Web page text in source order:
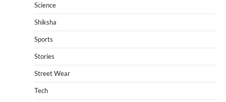
Science
Shiksha
Sports
Stories
Street Wear
Tech